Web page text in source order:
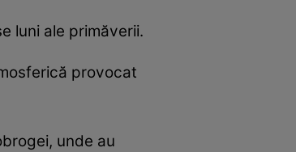
luni ale primăverii.
provocat
unde au